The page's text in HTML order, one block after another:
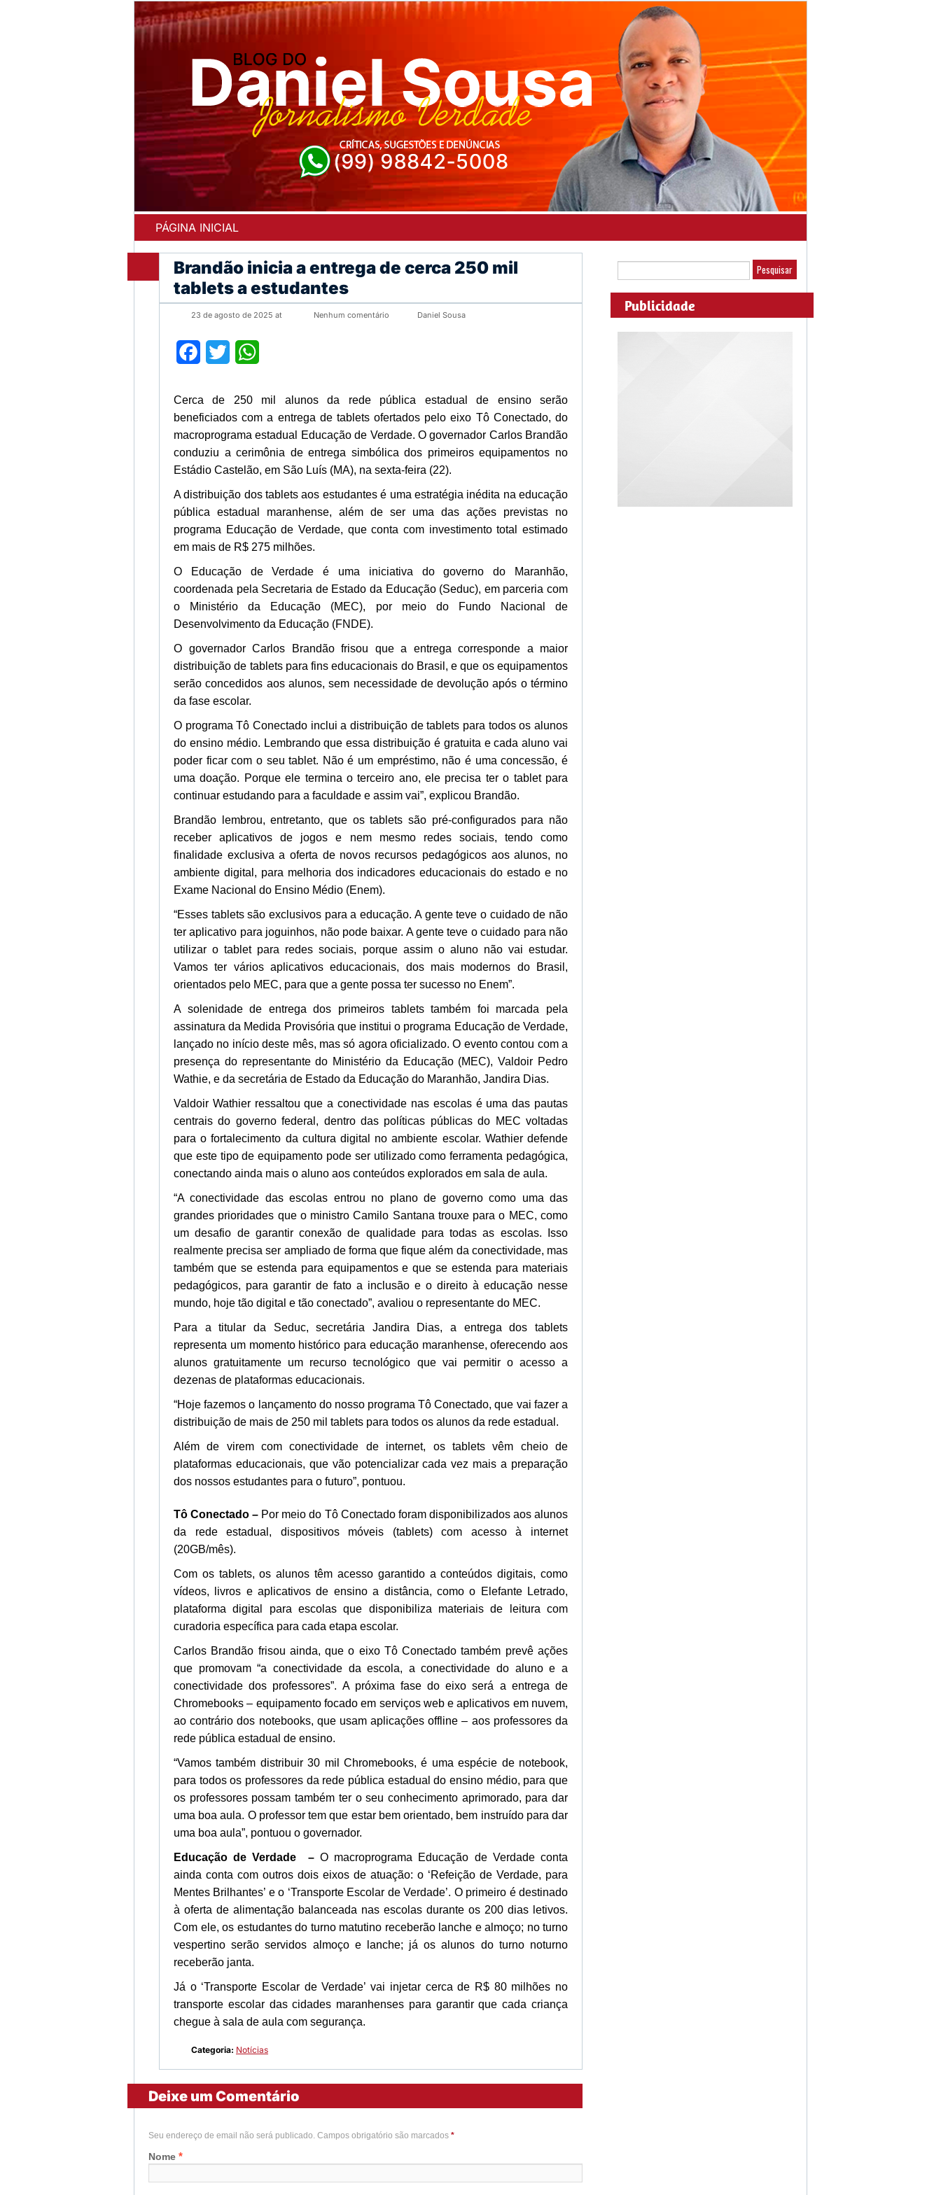
PÁGINA INICIAL
Brandão inicia a entrega de cerca 250 mil
tablets a estudantes
23 de agosto de 2025 at Nenhum comentário Daniel Sousa
Facebook
Twitter
Cerca de 250 mil alunos da rede pública estadual de ensino serão
beneficiados com a entrega de tablets ofertados pelo eixo Tô Conectado, do
macroprograma estadual Educação de Verdade. O governador Carlos Brandão
conduziu a cerimônia de entrega simbólica dos primeiros equipamentos no
Estádio Castelão, em São Luís (MA), na sexta-feira (22).
A distribuição dos tablets aos estudantes é uma estratégia inédita na educação
pública estadual maranhense, além de ser uma das ações previstas no
programa Educação de Verdade, que conta com investimento total estimado
em mais de R$ 275 milhões.
O Educação de Verdade é uma iniciativa do governo do Maranhão,
coordenada pela Secretaria de Estado da Educação (Seduc), em parceria com
o Ministério da Educação (MEC), por meio do Fundo Nacional de
Desenvolvimento da Educação (FNDE).
O governador Carlos Brandão frisou que a entrega corresponde a maior
distribuição de tablets para fins educacionais do Brasil, e que os equipamentos
serão concedidos aos alunos, sem necessidade de devolução após o término
da fase escolar.
O programa Tô Conectado inclui a distribuição de tablets para todos os alunos
do ensino médio. Lembrando que essa distribuição é gratuita e cada aluno vai
poder ficar com o seu tablet. Não é um empréstimo, não é uma concessão, é
uma doação. Porque ele termina o terceiro ano, ele precisa ter o tablet para
continuar estudando para a faculdade e assim vai”, explicou Brandão.
Brandão lembrou, entretanto, que os tablets são pré-configurados para não
receber aplicativos de jogos e nem mesmo redes sociais, tendo como
finalidade exclusiva a oferta de novos recursos pedagógicos aos alunos, no
ambiente digital, para melhoria dos indicadores educacionais do estado e no
Exame Nacional do Ensino Médio (Enem).
“Esses tablets são exclusivos para a educação. A gente teve o cuidado de não
ter aplicativo para joguinhos, não pode baixar. A gente teve o cuidado para não
utilizar o tablet para redes sociais, porque assim o aluno não vai estudar.
Vamos ter vários aplicativos educacionais, dos mais modernos do Brasil,
orientados pelo MEC, para que a gente possa ter sucesso no Enem”.
A solenidade de entrega dos primeiros tablets também foi marcada pela
assinatura da Medida Provisória que institui o programa Educação de Verdade,
lançado no início deste mês, mas só agora oficializado. O evento contou com a
presença do representante do Ministério da Educação (MEC), Valdoir Pedro
Wathie, e da secretária de Estado da Educação do Maranhão, Jandira Dias.
Valdoir Wathier ressaltou que a conectividade nas escolas é uma das pautas
centrais do governo federal, dentro das políticas públicas do MEC voltadas
para o fortalecimento da cultura digital no ambiente escolar. Wathier defende
que este tipo de equipamento pode ser utilizado como ferramenta pedagógica,
conectando ainda mais o aluno aos conteúdos explorados em sala de aula.
“A conectividade das escolas entrou no plano de governo como uma das
grandes prioridades que o ministro Camilo Santana trouxe para o MEC, como
um desafio de garantir conexão de qualidade para todas as escolas. Isso
realmente precisa ser ampliado de forma que fique além da conectividade, mas
também que se estenda para equipamentos e que se estenda para materiais
pedagógicos, para garantir de fato a inclusão e o direito à educação nesse
mundo, hoje tão digital e tão conectado”, avaliou o representante do MEC.
Para a titular da Seduc, secretária Jandira Dias, a entrega dos tablets
representa um momento histórico para educação maranhense, oferecendo aos
alunos gratuitamente um recurso tecnológico que vai permitir o acesso a
dezenas de plataformas educacionais.
“Hoje fazemos o lançamento do nosso programa Tô Conectado, que vai fazer a
distribuição de mais de 250 mil tablets para todos os alunos da rede estadual.
Além de virem com conectividade de internet, os tablets vêm cheio de
plataformas educacionais, que vão potencializar cada vez mais a preparação
dos nossos estudantes para o futuro”, pontuou.
Tô Conectado – Por meio do Tô Conectado foram disponibilizados aos alunos
da rede estadual, dispositivos móveis (tablets) com acesso à internet
(20GB/mês).
Com os tablets, os alunos têm acesso garantido a conteúdos digitais, como
vídeos, livros e aplicativos de ensino a distância, como o Elefante Letrado,
plataforma digital para escolas que disponibiliza materiais de leitura com
curadoria específica para cada etapa escolar.
Carlos Brandão frisou ainda, que o eixo Tô Conectado também prevê ações
que promovam “a conectividade da escola, a conectividade do aluno e a
conectividade dos professores”. A próxima fase do eixo será a entrega de
Chromebooks – equipamento focado em serviços web e aplicativos em nuvem,
ao contrário dos notebooks, que usam aplicações offline – aos professores da
rede pública estadual de ensino.
“Vamos também distribuir 30 mil Chromebooks, é uma espécie de notebook,
para todos os professores da rede pública estadual do ensino médio, para que
os professores possam também ter o seu conhecimento aprimorado, para dar
uma boa aula. O professor tem que estar bem orientado, bem instruído para dar
uma boa aula”, pontuou o governador.
Educação de Verdade – O macroprograma Educação de Verdade conta
ainda conta com outros dois eixos de atuação: o ‘Refeição de Verdade, para
Mentes Brilhantes’ e o ‘Transporte Escolar de Verdade’. O primeiro é destinado
à oferta de alimentação balanceada nas escolas durante os 200 dias letivos.
Com ele, os estudantes do turno matutino receberão lanche e almoço; no turno
vespertino serão servidos almoço e lanche; já os alunos do turno noturno
receberão janta.
Já o ‘Transporte Escolar de Verdade’ vai injetar cerca de R$ 80 milhões no
transporte escolar das cidades maranhenses para garantir que cada criança
chegue à sala de aula com segurança.
Categoria: Notícias
Deixe um Comentário
Seu endereço de email não será publicado. Campos obrigatório são marcados *
Nome *
Publicidade